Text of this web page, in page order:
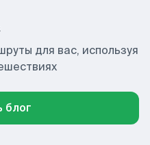
для вас, используя
блог